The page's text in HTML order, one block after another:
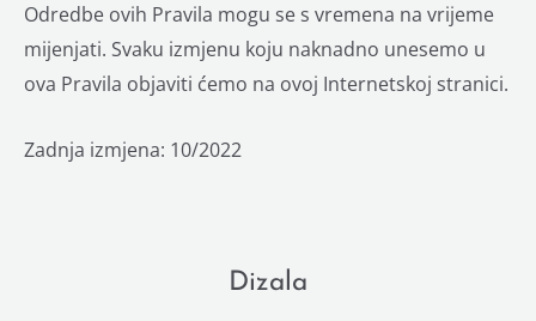
Odredbe ovih Pravila mogu se s vremena na vrijeme
mijenjati. Svaku izmjenu koju naknadno unesemo u
ova Pravila objaviti ćemo na ovoj Internetskoj stranici.
Zadnja izmjena: 10/2022
Dizala